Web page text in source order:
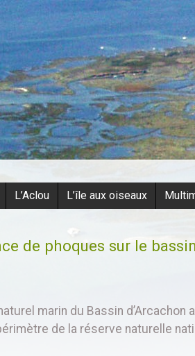
L’Aclou L’île aux oiseaux
de phoques sur le bassin
marin du Bassin
de la réserve naturelle